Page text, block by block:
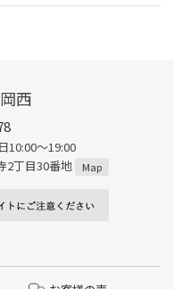
西
10:00～19:00
2丁目30番地
Map